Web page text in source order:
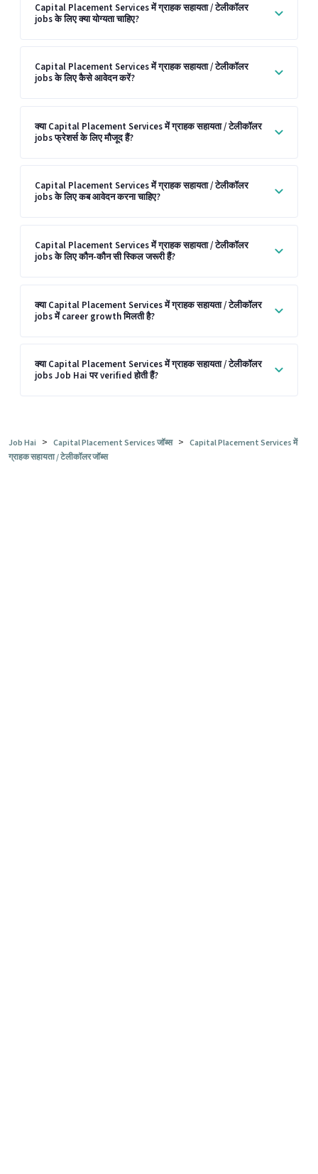
Capital Placement Services में ग्राहक सहायता / टेलीकॉलर
jobs के लिए क्या योग्यता चाहिए?
Capital Placement Services में ग्राहक सहायता / टेलीकॉलर
jobs के लिए कैसे आवेदन करें?
क्या Capital Placement Services में ग्राहक सहायता / टेलीकॉलर
jobs फ्रेशर्स के लिए मौजूद हैं?
Capital Placement Services में ग्राहक सहायता / टेलीकॉलर
jobs के लिए कब आवेदन करना चाहिए?
Capital Placement Services में ग्राहक सहायता / टेलीकॉलर
jobs के लिए कौन-कौन सी स्किल जरूरी हैं?
क्या Capital Placement Services में ग्राहक सहायता / टेलीकॉलर
jobs में career growth मिलती है?
क्या Capital Placement Services में ग्राहक सहायता / टेलीकॉलर
jobs Job Hai पर verified होती हैं?
Job Hai > Capital Placement Services जॉब्स > Capital Placement Services में
ग्राहक सहायता / टेलीकॉलर जॉब्स